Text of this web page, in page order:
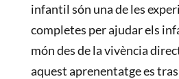
infantil són una de les
completes per ajudar els
món des de la vivència
aquest aprenentatge es